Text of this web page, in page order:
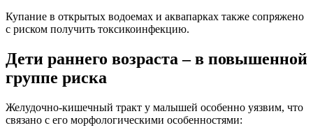
Купание в открытых водоемах и аквапарках также сопряжено
с риском получить токсикоинфекцию.
Дети раннего возраста – в повышенной
группе риска
Желудочно-кишечный тракт у малышей особенно уязвим, что
связано с его морфологическими особенностями: